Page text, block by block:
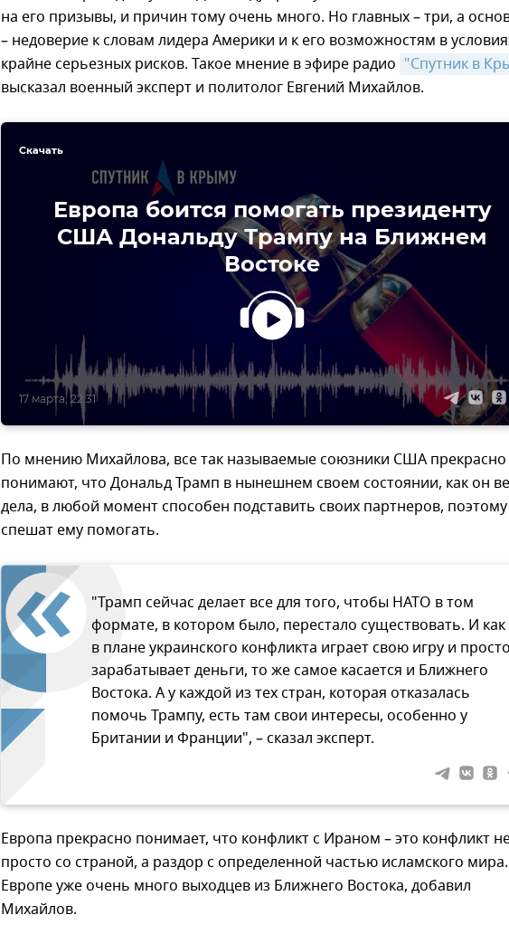
на его призывы, и причин тому очень много. Но главных – три, а
– недоверие к словам лидера Америки и к его возможностям в
крайне серьезных рисков. Такое мнение в эфире радио "Спутник в
высказал военный эксперт и политолог Евгений Михайлов.
Европа боится помогать президенту
США Дональду Трампу на Ближнем
Востоке
17 марта, 22:31
Скачать
По мнению Михайлова, все так называемые союзники США прекрасно
понимают, что Дональд Трамп в нынешнем своем состоянии, как он
дела, в любой момент способен подставить своих партнеров,
спешат ему помогать.
"Трамп сейчас делает все для того, чтобы НАТО в том
формате, в котором было, перестало существовать. И как
в плане украинского конфликта играет свою игру и просто
зарабатывает деньги, то же самое касается и Ближнего
Востока. А у каждой из тех стран, которая отказалась
помочь Трампу, есть там свои интересы, особенно у
Британии и Франции", – сказал эксперт.
Европа прекрасно понимает, что конфликт с Ираном – это конфликт
просто со страной, а раздор с определенной частью исламского
Европе уже очень много выходцев из Ближнего Востока, добавил
Михайлов.